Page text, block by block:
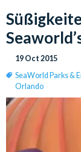
19 Oct 2015
SeaWorld Parks &
Orlando